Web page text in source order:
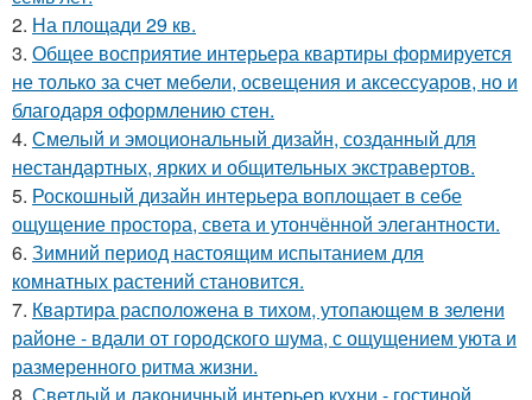
2. На площади 29 кв.
3. Общее восприятие интерьера квартиры формируется
не только за счет мебели, освещения и аксессуаров, но и
благодаря оформлению стен.
4. Смелый и эмоциональный дизайн, созданный для
нестандартных, ярких и общительных экстравертов.
5. Роскошный дизайн интерьера воплощает в себе
ощущение простора, света и утончённой элегантности.
6. Зимний период настоящим испытанием для
комнатных растений становится.
7. Квартира расположена в тихом, утопающем в зелени
районе - вдали от городского шума, с ощущением уюта и
размеренного ритма жизни.
8. Светлый и лаконичный интерьер кухни - гостиной